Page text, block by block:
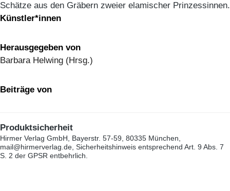
Schätze aus den Gräbern zweier elamischer Prinzessinnen.
Künstler*innen
Herausgegeben von
Barbara Helwing (Hrsg.)
Beiträge von
Produktsicherheit
Hirmer Verlag GmbH, Bayerstr. 57-59, 80335 München,
mail@hirmerverlag.de, Sicherheitshinweis entsprechend Art. 9 Abs. 7
S. 2 der GPSR entbehrlich.